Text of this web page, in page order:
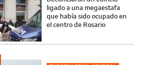
ligado a una megaestafa
que había sido ocupado en
el centro de Rosario